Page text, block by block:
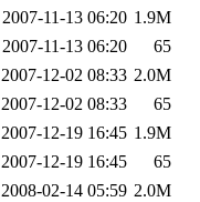
2007-11-13 06:20 1.9M
2007-11-13 06:20
65
2007-12-02 08:33 2.0M
2007-12-02 08:33
65
2007-12-19 16:45 1.9M
2007-12-19 16:45
65
2008-02-14 05:59 2.0M